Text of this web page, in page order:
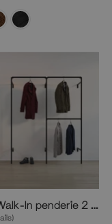
Frame Walk-In penderie 2 colonnes